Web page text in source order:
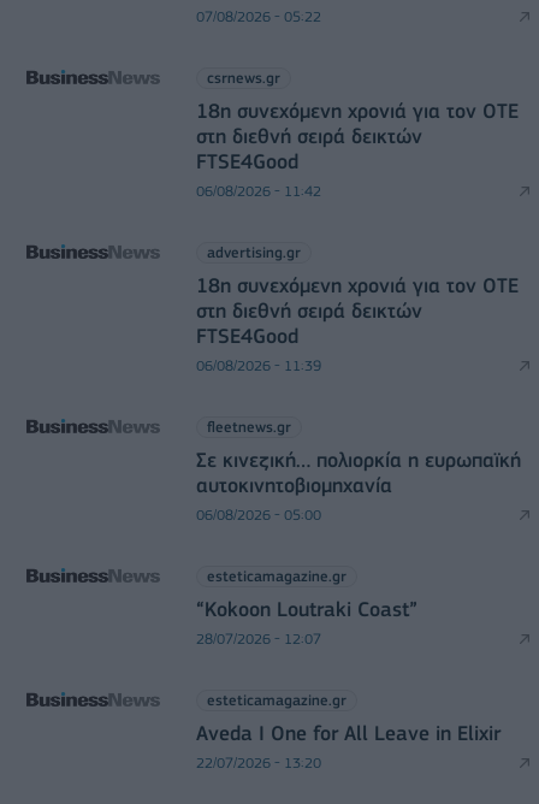
07/08/2026 - 05:22
csrnews.gr
18η συνεχόμενη χρονιά για τον ΟΤΕ
στη διεθνή σειρά δεικτών
FTSE4Good
06/08/2026 - 11:42
advertising.gr
18η συνεχόμενη χρονιά για τον ΟΤΕ
στη διεθνή σειρά δεικτών
FTSE4Good
06/08/2026 - 11:39
fleetnews.gr
Σε κινεζική… πολιορκία η ευρωπαϊκή
αυτοκινητοβιομηχανία
06/08/2026 - 05:00
esteticamagazine.gr
“Kokoon Loutraki Coast”
28/07/2026 - 12:07
esteticamagazine.gr
Aveda I One for All Leave in Elixir
22/07/2026 - 13:20